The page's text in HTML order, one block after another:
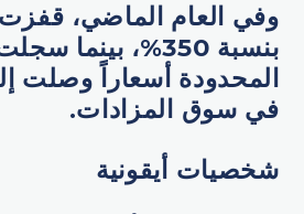
وفي العام الماضي،
بنسبة 350%، بينما
المحدودة أسعاراً وصلت
في سوق المزادات.
شخصيات أيقونية